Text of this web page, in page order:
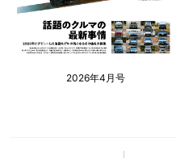
2026年4月号